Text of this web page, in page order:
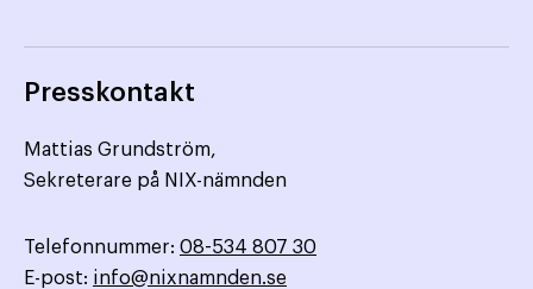
Presskontakt
Mattias Grundström,
Sekreterare på NIX-nämnden
Telefonnummer: 08-534 807 30
E-post: info@nixnamnden.se